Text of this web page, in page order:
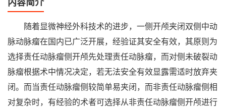
随着显微神经外科技术的进步，一侧开颅夹闭双侧中动
脉动脉瘤在国内已广泛开展，经验证其安全有效，其原则为
选择责任动脉瘤侧开颅先处理责任动脉瘤，而对侧未破裂动
脉瘤根据术中情况决定，若无法安全有效显露需适时放弃夹
闭。而当责任动脉瘤侧较简单易夹闭，而非责任动脉瘤侧相
对复杂时，有经验的术者可选择从非责任动脉瘤侧开颅进行